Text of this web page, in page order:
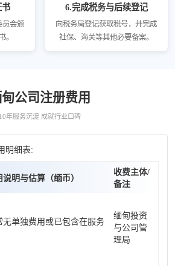
书
员会颁
。
6.完成税务与后续登记
向税务局登记获取税号，并完成
社保、海关等其他必要备案。
公司注册费用
10年服务沉淀 成就行业口碑
明细表:
说明与估算（缅币）
收费主体/
备注
无单独费用或已包含在服务
缅甸投资
与公司管
理局